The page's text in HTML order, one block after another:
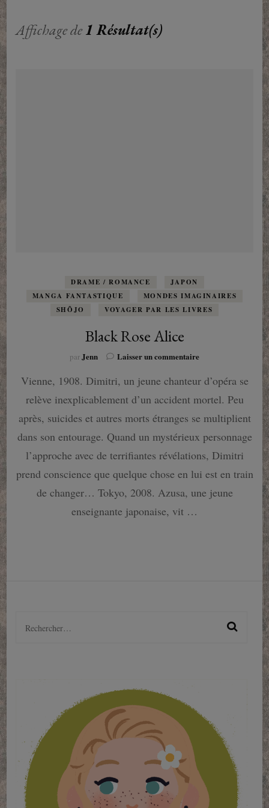
Affichage de1 Résultat(s)
DRAME / ROMANCE
JAPON
MANGA FANTASTIQUE
MONDES IMAGINAIRES
SHÔJO
VOYAGER PAR LES LIVRES
Black Rose Alice
par Jenn Laisser un commentairesur
Rose
Vienne, 1908. Dimitri, un jeune chanteur d’opéra se
relève inexplicablement d’un accident mortel. Peu
après, suicides et autres morts étranges se multiplient
dans son entourage. Quand un mystérieux personnage
l’approche avec de terrifiantes révélations, Dimitri
prend conscience que quelque chose en lui est en train
de changer… Tokyo, 2008. Azusa, une jeune
enseignante japonaise, vit …
Rechercher :